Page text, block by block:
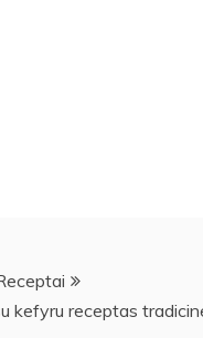
kefyru receptas